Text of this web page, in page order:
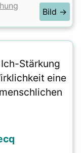
Bild →
Stärkung
eine